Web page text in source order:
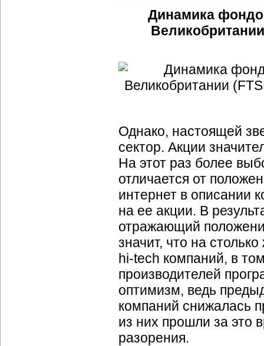
Динамика
Однако, настоящей
сектор. Акции
На этот раз более
отличается от
интернет в описании
на ее акции. В
отражающий
значит, что на
hi-tech компаний, в
производителей
оптимизм, ведь
компаний снижалась
из них прошли за это
разорения.